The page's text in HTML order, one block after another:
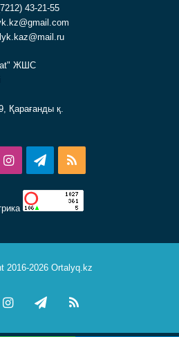
43-21-55
ЖШС
Қарағанды қ.
InstagramTelegram
2016-2026 Ortalyq.kz
InstagramTelegram